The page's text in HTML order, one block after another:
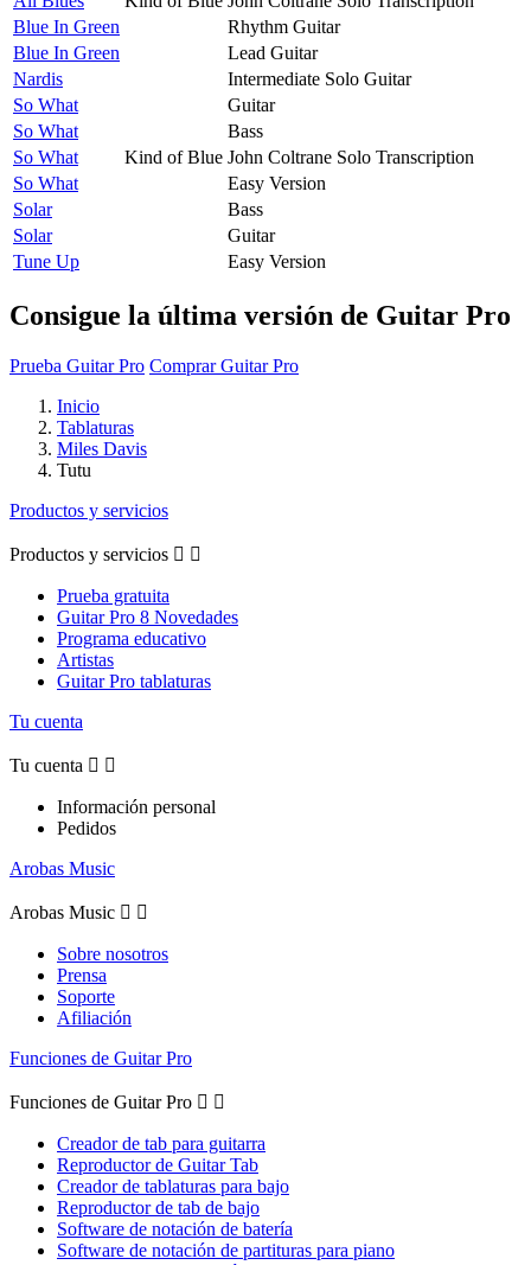
Blue In Green
Rhythm Guitar
Blue In Green
Lead Guitar
Nardis
Intermediate Solo Guitar
So What
Guitar
So What
Bass
So What
Kind of Blue John Coltrane Solo Transcription
So What
Easy Version
Solar
Bass
Solar
Guitar
Tune Up
Easy Version
Consigue la última versión de Guitar Pro
Prueba Guitar Pro Comprar Guitar Pro
Inicio
Tablaturas
Miles Davis
Tutu
Productos y servicios
Productos y servicios  
Prueba gratuita
Guitar Pro 8 Novedades
Programa educativo
Artistas
Guitar Pro tablaturas
Tu cuenta
Tu cuenta  
Información personal
Pedidos
Arobas Music
Arobas Music  
Sobre nosotros
Prensa
Soporte
Afiliación
Funciones de Guitar Pro
Funciones de Guitar Pro  
Creador de tab para guitarra
Reproductor de Guitar Tab
Creador de tablaturas para bajo
Reproductor de tab de bajo
Software de notación de batería
Software de notación de partituras para piano